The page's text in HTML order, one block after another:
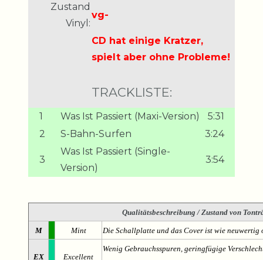
Zustand
Vinyl:
vg-
CD hat einige Kratzer,
spielt aber ohne Probleme!
TRACKLISTE:
1 Was Ist Passiert (Maxi-Version)
5:31
2
S-Bahn-Surfen 3:24
3
Was Ist Passiert (Single-
Version)
3:54
Qualitätsbeschreibung / Zustand von
M Mint Die Schallplatte und das Cover ist wie
EX Excellent
Wenig Gebrauchsspuren, geringfügige